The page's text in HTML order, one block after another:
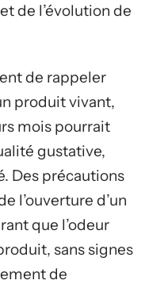
de l’évolution de
de rappeler
produit vivant,
mois pourrait
gustative,
Des précautions
l’ouverture d’un
que l’odeur
sans signes
de